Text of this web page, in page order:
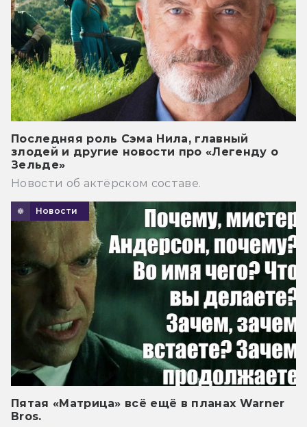
Последняя роль Сэма Нила, главный
злодей и другие новости про «Легенду о
Зельде»
Новости об актёрском составе.
Новости
Пятая «Матрица» всё ещё в планах Warner
Bros.